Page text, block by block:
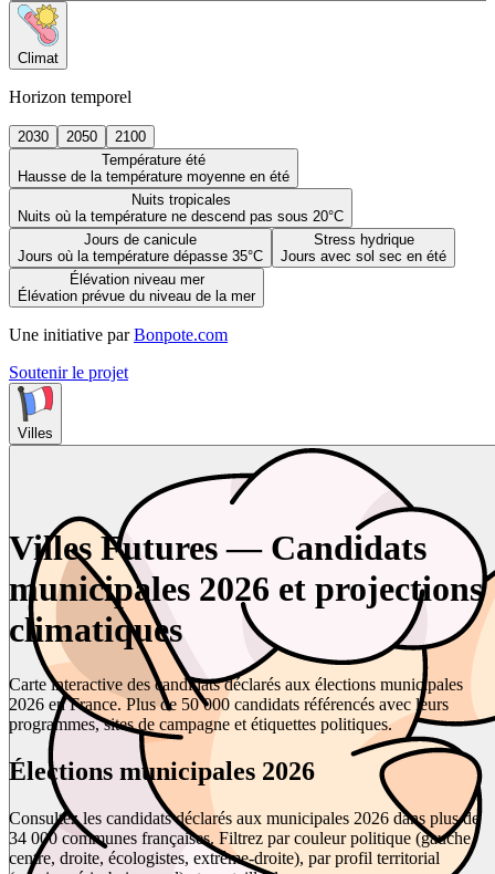
Climat
Horizon temporel
2030 2050
2100
Température été
Hausse de la température moyenne en été
Nuits tropicales
Nuits où la température ne descend pas sous 20°C
Jours de canicule
Jours où la température dépasse 35°C
Stress hydrique
Jours avec sol sec en été
Élévation niveau mer
Élévation prévue du niveau de la mer
Une initiative par Bonpote.com
Soutenir le projet
Villes
Villes Futures — Candidats
municipales 2026 et projections
climatiques
Carte interactive des candidats déclarés aux élections municipales
2026 en France. Plus de 50 000 candidats référencés avec leurs
programmes, sites de campagne et étiquettes politiques.
Élections municipales 2026
Consultez les candidats déclarés aux municipales 2026 dans plus de
34 000 communes françaises. Filtrez par couleur politique (gauche,
centre, droite, écologistes, extrême-droite), par profil territorial